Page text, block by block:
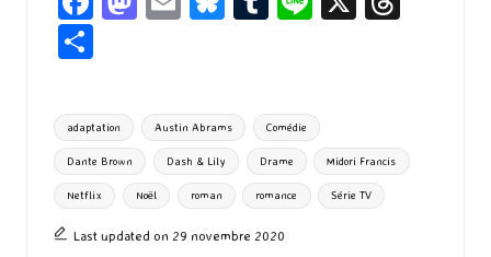
o
o
k
d
o
n
l
ky bl
r
ta
g
er
Tags:
adaptation Austin Abrams Comédie
Dante Brown Dash & Lily Drame Midori Francis
Netflix Noël roman romance Série TV
Last updated on 29 novembre 2020